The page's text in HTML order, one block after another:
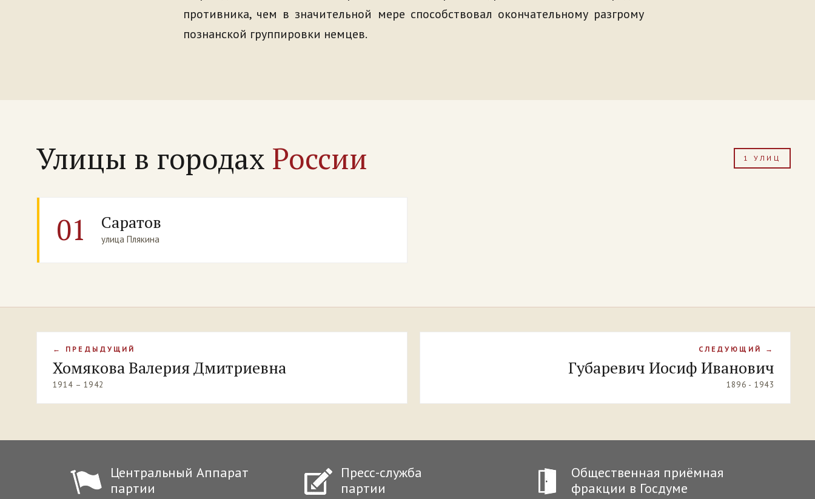
противника, чем в значительной мере способствовал окончательному разгрому
познанской группировки немцев.
Улицы в городах России 1 УЛИЦ
01 Саратов
улица Плякина
← ПРЕДЫДУЩИЙ
Хомякова Валерия Дмитриевна
1914 – 1942
СЛЕДУЮЩИЙ →
Губаревич Иосиф Иванович
1896 - 1943
Центральный Аппарат
партии
Пресс-служба
партии
Общественная приёмная
фракции в Госдуме